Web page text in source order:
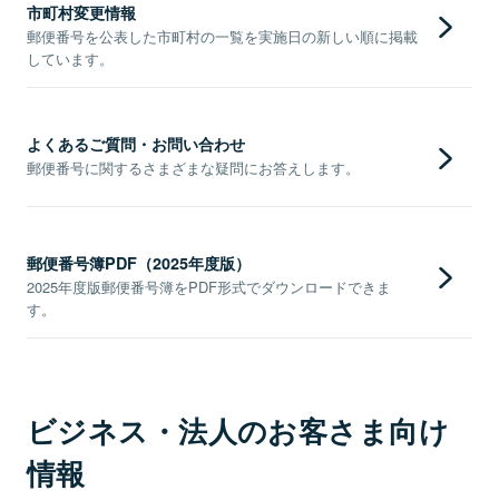
市町村変更情報
郵便番号を公表した市町村の一覧を実施日の新しい順に掲載
しています。
よくあるご質問・お問い合わせ
郵便番号に関するさまざまな疑問にお答えします。
郵便番号簿PDF（2025年度版）
2025年度版郵便番号簿をPDF形式でダウンロードできま
す。
ビジネス・法人のお客さま向け
情報